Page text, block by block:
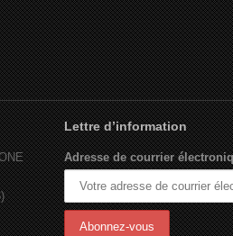
Lettre d’information
Adresse de courrier